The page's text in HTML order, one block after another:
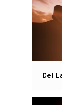
Del